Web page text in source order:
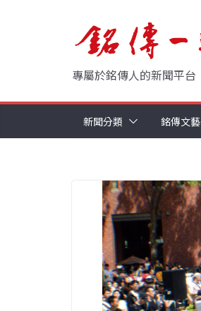
專屬於銘傳人的新聞平台
新聞分類 銘傳文藝